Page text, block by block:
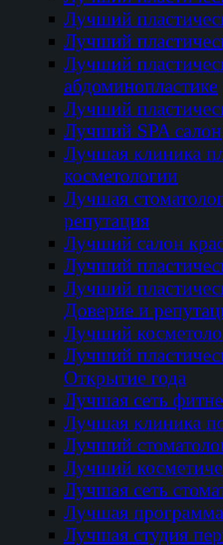
Лучший
Лучший
Лучший
абдоминопластике
Лучший
Лучший SPA салон
Лучшая клиника
косметологии
Лучшая
репутация
Лучший салон
Лучший
Лучший
Доверие и
Лучший
Лучший
Открытие года
Лучшая сеть
Лучшая клиника
Лучший
Лучший
Лучшая сеть
Лучшая программа
Лучшая студия